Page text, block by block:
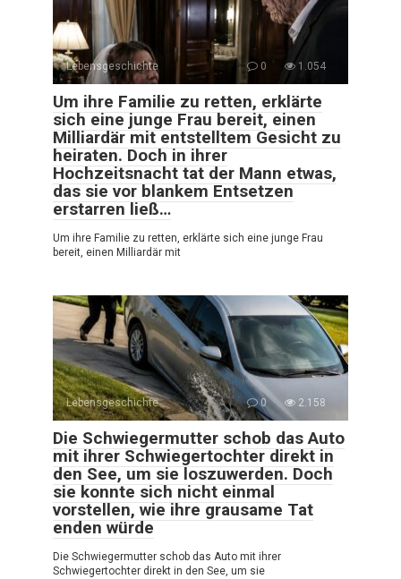
Lebensgeschichte 0 1.054
Um ihre Familie zu retten, erklärte
sich eine junge Frau bereit, einen
Milliardär mit entstelltem Gesicht zu
heiraten. Doch in ihrer
Hochzeitsnacht tat der Mann etwas,
das sie vor blankem Entsetzen
erstarren ließ…
Um ihre Familie zu retten, erklärte sich eine junge Frau
bereit, einen Milliardär mit
Lebensgeschichte 0 2.158
Die Schwiegermutter schob das Auto
mit ihrer Schwiegertochter direkt in
den See, um sie loszuwerden. Doch
sie konnte sich nicht einmal
vorstellen, wie ihre grausame Tat
enden würde
Die Schwiegermutter schob das Auto mit ihrer
Schwiegertochter direkt in den See, um sie